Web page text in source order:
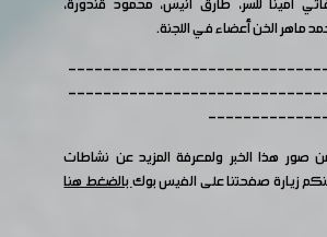
ماهر الخن أعضاء في اللجنة.
صور هذا الخبر ولمعرفة المزيد عن نشاطات
زيارة صفحتنا على الفيس بوكبالضغط هنا